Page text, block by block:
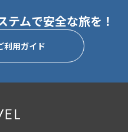
ムで安全な旅を！
利用ガイド